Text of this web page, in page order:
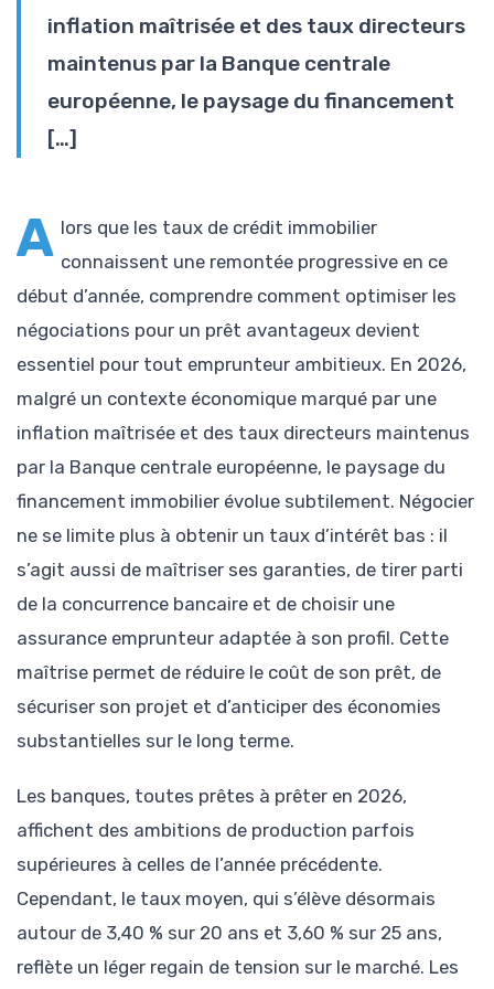
inflation maîtrisée et des taux directeurs
maintenus par la Banque centrale
européenne, le paysage du financement
[…]
A lors que les taux de crédit immobilier
connaissent une remontée progressive en ce
début d’année, comprendre comment optimiser les
négociations pour un prêt avantageux devient
essentiel pour tout emprunteur ambitieux. En 2026,
malgré un contexte économique marqué par une
inflation maîtrisée et des taux directeurs maintenus
par la Banque centrale européenne, le paysage du
financement immobilier évolue subtilement. Négocier
ne se limite plus à obtenir un taux d’intérêt bas : il
s’agit aussi de maîtriser ses garanties, de tirer parti
de la concurrence bancaire et de choisir une
assurance emprunteur adaptée à son profil. Cette
maîtrise permet de réduire le coût de son prêt, de
sécuriser son projet et d’anticiper des économies
substantielles sur le long terme.
Les banques, toutes prêtes à prêter en 2026,
affichent des ambitions de production parfois
supérieures à celles de l’année précédente.
Cependant, le taux moyen, qui s’élève désormais
autour de 3,40 % sur 20 ans et 3,60 % sur 25 ans,
reflète un léger regain de tension sur le marché. Les